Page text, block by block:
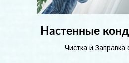
Настенные
Чистка и